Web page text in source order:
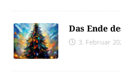
Das Ende
3. Februar